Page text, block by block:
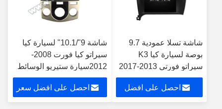
شاشة تسلا عمودية 9.7
بوصة لسيارة كيا K3
سيراتو فورتي 2013-2017
مشغل وسائط متعددة
بنظام أندرويد للسيارة
احصل على افضل
شاشة 9"/10.1" لسيارة كيا
سيراتو كيا فورت 2008-
2012سيارة ستيريو الوسائط
المتعددة
احصل على افضل سعر